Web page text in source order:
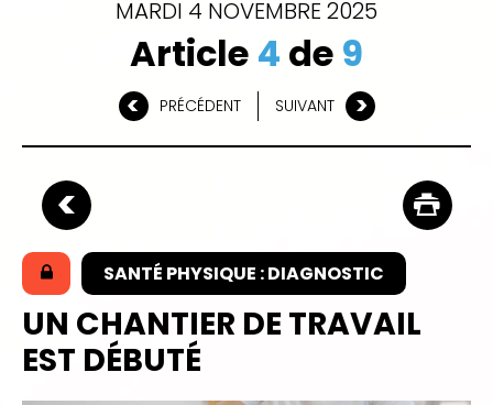
MARDI 4 NOVEMBRE 2025
Article 4 de 9
PRÉCÉDENT SUIVANT
SANTÉ PHYSIQUE : DIAGNOSTIC
UN CHANTIER DE TRAVAIL
EST DÉBUTÉ